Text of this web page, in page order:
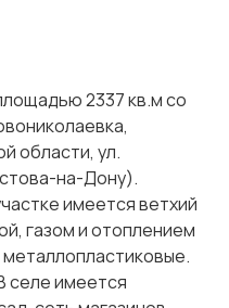
2337 кв.м со
области, ул.
на-Дону).
имеется ветхий
газом и отоплением
селе имеется